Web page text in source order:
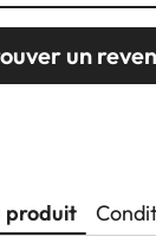
un
produit